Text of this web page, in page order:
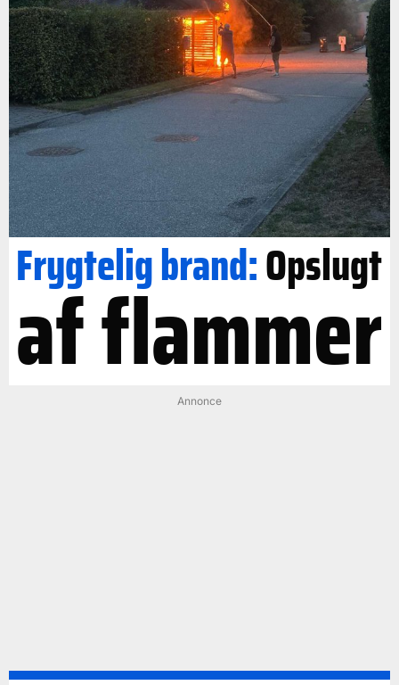
Frygtelig brand:Opslugt
af flammer
Annonce